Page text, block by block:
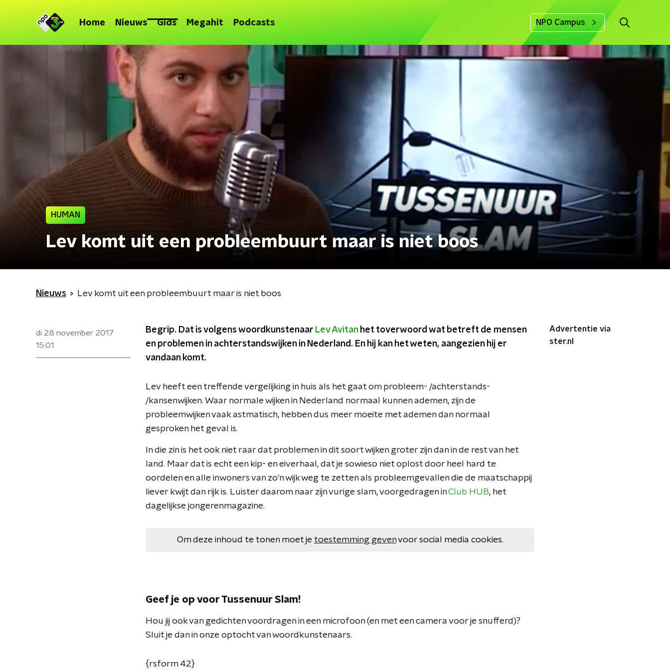
Home Nieuws Gids Megahit Podcasts NPO Campus
HUMAN
Lev komt uit een probleembuurt maar is niet boos
Nieuws Lev komt uit een probleembuurt maar is niet boos
di 28 november 2017
15:01
Begrip. Dat is volgens woordkunstenaar Lev Avitanhet toverwoord wat betreft de mensen
en problemen in achterstandswijken in Nederland. En hij kan het weten, aangezien hij er
vandaan komt.
Lev heeft een treffende vergelijking in huis als het gaat om probleem- /achterstands-
/kansenwijken. Waar normale wijken in Nederland normaal kunnen ademen, zijn de
probleemwijken vaak astmatisch, hebben dus meer moeite met ademen dan normaal
gesproken het geval is.
In die zin is het ook niet raar dat problemen in dit soort wijken groter zijn dan in de rest van het
land. Maar dat is echt een kip- en eiverhaal, dat je sowieso niet oplost door heel hard te
oordelen en alle inwoners van zo'n wijk weg te zetten als probleemgevallen die de maatschappij
liever kwijt dan rijk is. Luister daarom naar zijn vurige slam, voorgedragen inClub HUB, het
dagelijkse jongerenmagazine.
Om deze inhoud te tonen moet je toestemming gevenvoor social media cookies.
Geef je op voor Tussenuur Slam!
Hou jij ook van gedichten voordragen in een microfoon (en met een camera voor je snufferd)?
Sluit je dan in onze optocht van woordkunstenaars.
{rsform 42}
Advertentie via
ster.nl